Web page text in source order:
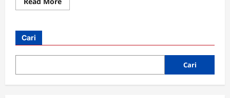
more
Pelni
Biaya
Cari
Cari